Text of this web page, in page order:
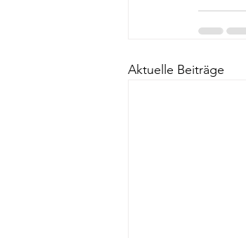
Aktuelle Beiträge